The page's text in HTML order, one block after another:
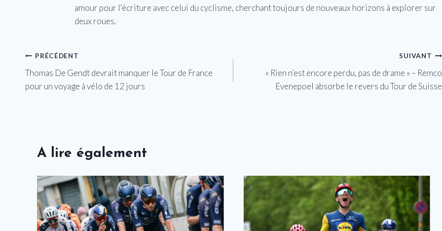
amour pour l'écriture avec celui du cyclisme, cherchant toujours de nouveaux horizons à explorer sur
deux roues.
Navigation
de
PRÉCÉDENT
Thomas De Gendt devrait manquer le Tour de France
pour un voyage à vélo de 12 jours
SUIVANT
« Rien n’est encore perdu, pas de drame » – Remco
Evenepoel absorbe le revers du Tour de Suisse
A lire également